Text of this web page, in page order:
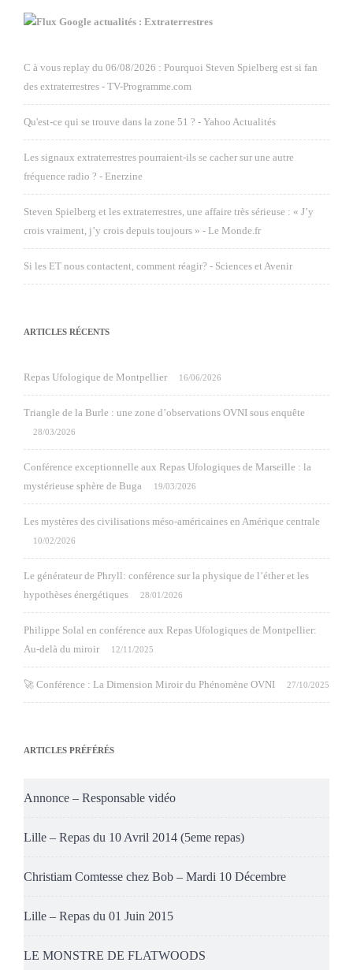
Google actualités : Extraterrestres
C à vous replay du 06/08/2026 : Pourquoi Steven Spielberg est si fan
des extraterrestres - TV-Programme.com
Qu'est-ce qui se trouve dans la zone 51 ? - Yahoo Actualités
Les signaux extraterrestres pourraient-ils se cacher sur une autre
fréquence radio ? - Enerzine
Steven Spielberg et les extraterrestres, une affaire très sérieuse : « J’y
crois vraiment, j’y crois depuis toujours » - Le Monde.fr
Si les ET nous contactent, comment réagir? - Sciences et Avenir
ARTICLES RÉCENTS
Repas Ufologique de Montpellier 16/06/2026
Triangle de la Burle : une zone d’observations OVNI sous enquête
28/03/2026
Conférence exceptionnelle aux Repas Ufologiques de Marseille : la
mystérieuse sphère de Buga
19/03/2026
Les mystères des civilisations méso-américaines en Amérique centrale
10/02/2026
Le générateur de Phryll: conférence sur la physique de l’éther et les
hypothèses énergétiques
28/01/2026
Philippe Solal en conférence aux Repas Ufologiques de Montpellier:
Au-delà du miroir
12/11/2025
🚀 Conférence : La Dimension Miroir du Phénomène OVNI 27/10/2025
ARTICLES PRÉFÉRÉS
Annonce – Responsable vidéo
Lille – Repas du 10 Avril 2014 (5eme repas)
Christiam Comtesse chez Bob – Mardi 10 Décembre
Lille – Repas du 01 Juin 2015
LE MONSTRE DE FLATWOODS